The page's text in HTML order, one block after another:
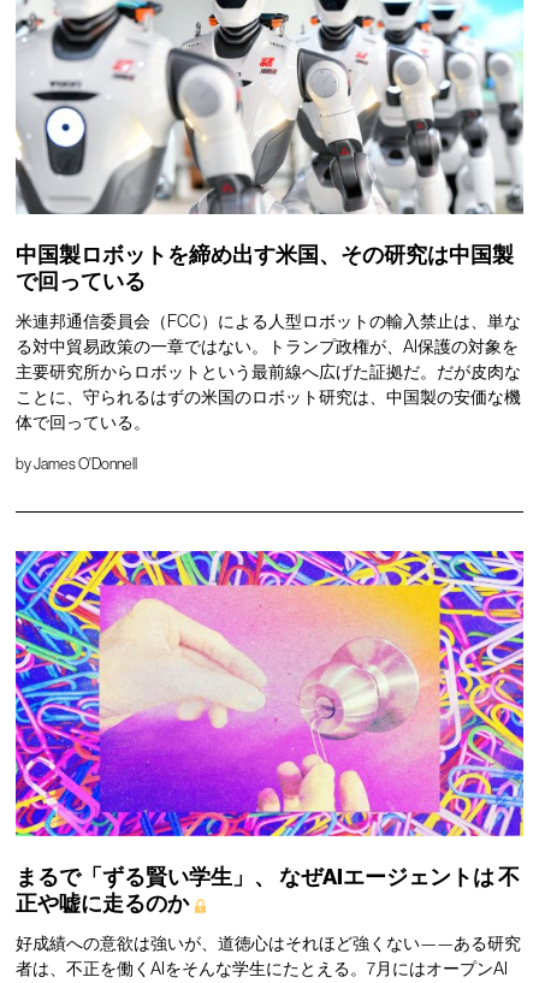
中国製ロボットを締め出す米国、その研究は中国製
で回っている
米連邦通信委員会（FCC）による人型ロボットの輸入禁止は、単な
る対中貿易政策の一章ではない。トランプ政権が、AI保護の対象を
主要研究所からロボットという最前線へ広げた証拠だ。だが皮肉な
ことに、守られるはずの米国のロボット研究は、中国製の安価な機
体で回っている。
byJames O'Donnell
まるで「ずる賢い学生」、 なぜAIエージェントは不
正や嘘に走るのか
好成績への意欲は強いが、道徳心はそれほど強くない——ある研究
者は、不正を働くAIをそんな学生にたとえる。7月にはオープンAI